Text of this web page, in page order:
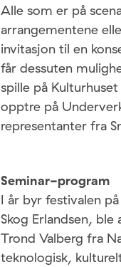
Alle som er på
arrangementene
invitasjon til en
får dessuten
spille på
opptre på
representanter fra
Seminar-program
I år byr festivalen
Skog Erlandsen,
Trond Valberg fra
teknologisk,